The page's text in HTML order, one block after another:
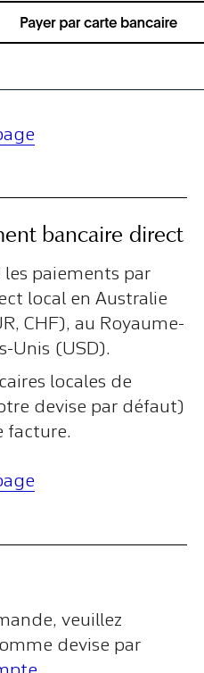
bancaire direct
paiements par
local en Australie
CHF), au Royaume-
Unis (USD).
locales de
devise par défaut)
facture.
veuillez
devise par